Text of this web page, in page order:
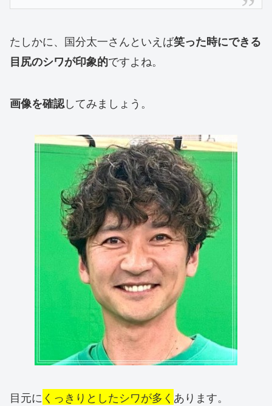
たしかに、国分太一さんといえば笑った時にできる
目尻のシワが印象的ですよね。
画像を確認してみましょう。
目元にくっきりとしたシワが多く あります。